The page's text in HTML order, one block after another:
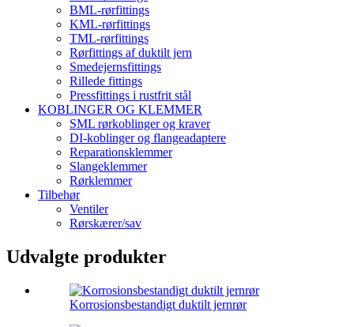
BML-rørfittings
KML-rørfittings
TML-rørfittings
Rørfittings af duktilt jern
Smedejernsfittings
Rillede fittings
Pressfittings i rustfrit stål
KOBLINGER OG KLEMMER
SML rørkoblinger og kraver
DI-koblinger og flangeadaptere
Reparationsklemmer
Slangeklemmer
Rørklemmer
Tilbehør
Ventiler
Rørskærer/sav
Udvalgte produkter
Korrosionsbestandigt duktilt jernrør